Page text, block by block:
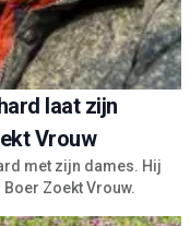
laat zijn
Vrouw
met zijn dames. Hij
Zoekt Vrouw.